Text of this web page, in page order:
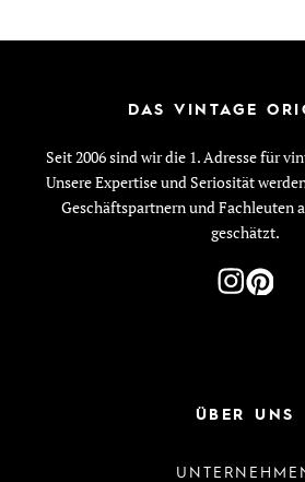
DAS VINTAGE
Seit 2006 sind wir die 1. Adresse für
Unsere Expertise und Seriosität
Geschäftspartnern und Fachleuten
geschätzt.
ÜBER UNS